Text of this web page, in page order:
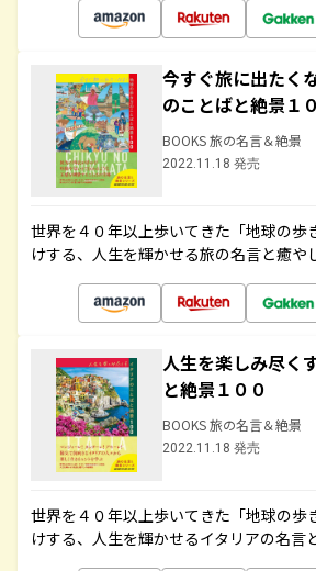
今すぐ旅に出たく
のことばと絶景１
BOOKS 旅の名言＆絶景
2022.11.18 発売
世界を４０年以上歩いてきた「地球の歩
けする、人生を輝かせる旅の名言と癒や
人生を楽しみ尽く
と絶景１００
BOOKS 旅の名言＆絶景
2022.11.18 発売
世界を４０年以上歩いてきた「地球の歩
けする、人生を輝かせるイタリアの名言